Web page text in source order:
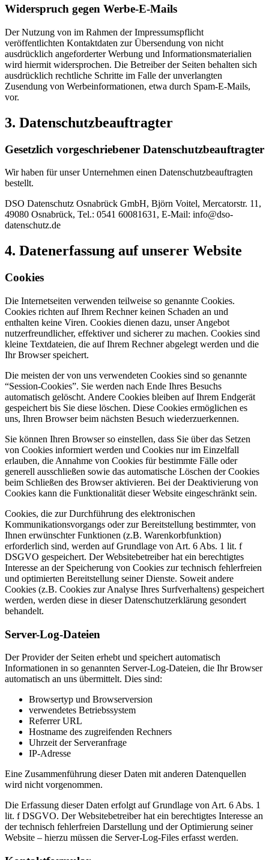
Widerspruch gegen Werbe-E-Mails
Der Nutzung von im Rahmen der Impressumspflicht
veröffentlichten Kontaktdaten zur Übersendung von nicht
ausdrücklich angeforderter Werbung und Informationsmaterialien
wird hiermit widersprochen. Die Betreiber der Seiten behalten sich
ausdrücklich rechtliche Schritte im Falle der unverlangten
Zusendung von Werbeinformationen, etwa durch Spam-E-Mails,
vor.
3. Datenschutzbeauftragter
Gesetzlich vorgeschriebener Datenschutzbeauftragter
Wir haben für unser Unternehmen einen Datenschutzbeauftragten
bestellt.
DSO Datenschutz Osnabrück GmbH, Björn Voitel, Mercatorstr. 11,
49080 Osnabrück, Tel.: 0541 60081631, E-Mail: info@dso-
datenschutz.de
4. Datenerfassung auf unserer Website
Cookies
Die Internetseiten verwenden teilweise so genannte Cookies.
Cookies richten auf Ihrem Rechner keinen Schaden an und
enthalten keine Viren. Cookies dienen dazu, unser Angebot
nutzerfreundlicher, effektiver und sicherer zu machen. Cookies sind
kleine Textdateien, die auf Ihrem Rechner abgelegt werden und die
Ihr Browser speichert.
Die meisten der von uns verwendeten Cookies sind so genannte
“Session-Cookies”. Sie werden nach Ende Ihres Besuchs
automatisch gelöscht. Andere Cookies bleiben auf Ihrem Endgerät
gespeichert bis Sie diese löschen. Diese Cookies ermöglichen es
uns, Ihren Browser beim nächsten Besuch wiederzuerkennen.
Sie können Ihren Browser so einstellen, dass Sie über das Setzen
von Cookies informiert werden und Cookies nur im Einzelfall
erlauben, die Annahme von Cookies für bestimmte Fälle oder
generell ausschließen sowie das automatische Löschen der Cookies
beim Schließen des Browser aktivieren. Bei der Deaktivierung von
Cookies kann die Funktionalität dieser Website eingeschränkt sein.
Cookies, die zur Durchführung des elektronischen
Kommunikationsvorgangs oder zur Bereitstellung bestimmter, von
Ihnen erwünschter Funktionen (z.B. Warenkorbfunktion)
erforderlich sind, werden auf Grundlage von Art. 6 Abs. 1 lit. f
DSGVO gespeichert. Der Websitebetreiber hat ein berechtigtes
Interesse an der Speicherung von Cookies zur technisch fehlerfreien
und optimierten Bereitstellung seiner Dienste. Soweit andere
Cookies (z.B. Cookies zur Analyse Ihres Surfverhaltens) gespeichert
werden, werden diese in dieser Datenschutzerklärung gesondert
behandelt.
Server-Log-Dateien
Der Provider der Seiten erhebt und speichert automatisch
Informationen in so genannten Server-Log-Dateien, die Ihr Browser
automatisch an uns übermittelt. Dies sind:
Browsertyp und Browserversion
verwendetes Betriebssystem
Referrer URL
Hostname des zugreifenden Rechners
Uhrzeit der Serveranfrage
IP-Adresse
Eine Zusammenführung dieser Daten mit anderen Datenquellen
wird nicht vorgenommen.
Die Erfassung dieser Daten erfolgt auf Grundlage von Art. 6 Abs. 1
lit. f DSGVO. Der Websitebetreiber hat ein berechtigtes Interesse an
der technisch fehlerfreien Darstellung und der Optimierung seiner
Website – hierzu müssen die Server-Log-Files erfasst werden.